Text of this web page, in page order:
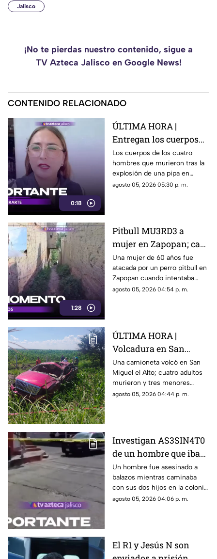
Jalisco
¡No te pierdas nuestro contenido, sigue a
TV Azteca Jalisco en Google News!
CONTENIDO RELACIONADO
0:18
ÚLTIMA HORA |
Entregan los cuerpos
de las cuatro víctimas
tras explosión de pipa
en Tlaquepaque
Los cuerpos de los cuatro
hombres que murieron tras la
explosión de una pipa en
Tlaquepaque ya fueron
agosto 05, 2026 05:30 p. m.
1:28
Pitbull MU3RD3 a
mujer en Zapopan; casi
le 4RR4NCA la muñeca
y podría perder el brazo
Una mujer de 60 años fue
atacada por un perro pitbull en
Zapopan cuando intentaba
proteger a unas niñas.
agosto 05, 2026 04:54 p. m.
ÚLTIMA HORA |
Volcadura en San
Miguel el Alto deja
SALDO MORTAL y
MÚLTIPLES lesionados
Una camioneta volcó en San
Miguel el Alto; cuatro adultos
murieron y tres menores
resultaron lesionados. Uno de
agosto 05, 2026 04:44 p. m.
Investigan AS3SIN4T0
de un hombre que iba
acompañado de dos
menores en
Guadalajara
Un hombre fue asesinado a
balazos mientras caminaba
con sus dos hijos en la colonia
Valentín Gómez Farías, en
agosto 05, 2026 04:06 p. m.
El R1 y Jesús N son